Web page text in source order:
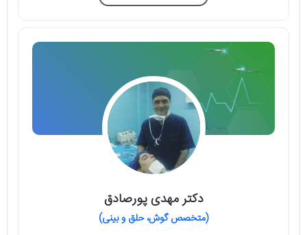
دکتر مهدی پورصادق
(متخصص گوش، حلق و بینی)